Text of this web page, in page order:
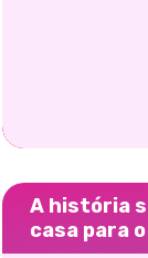
A história
casa para